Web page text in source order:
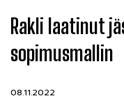
Rakli laatinut
sopimusmallin
08.11.2022